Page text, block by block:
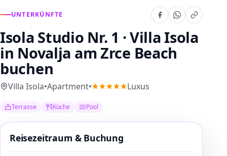
UNTERKÜNFTE
Isola Studio Nr. 1 · Villa Isola
in Novalja am Zrce Beach
buchen
Villa Isola•Apartment• Luxus
Terrasse Küche Pool
Reisezeitraum & Buchung